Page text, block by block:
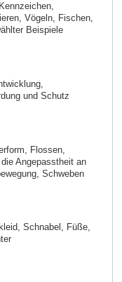
Vögeln, Fischen,
Beispiele
und Schutz
Flossen,
Angepasstheit an
Schweben
Schnabel, Füße,